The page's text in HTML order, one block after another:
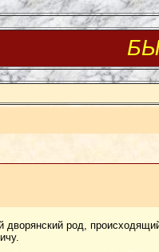
дворянский род,